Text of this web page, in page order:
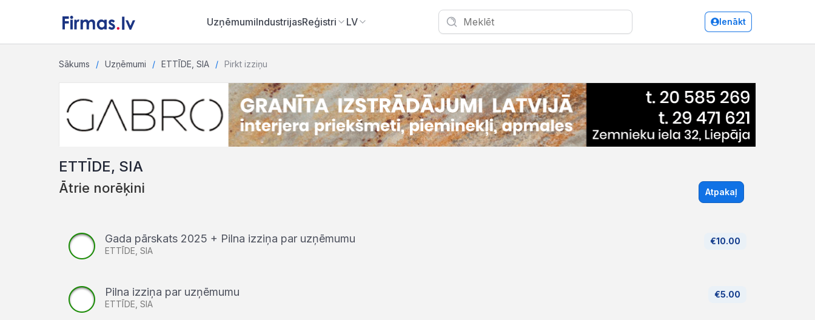
UzņēmumiIndustrijasReģistri LV Ienākt
Sākums Uzņēmumi ETTĪDE, SIA Pirkt izziņu
ETTĪDE, SIA
Ātrie norēķini Atpakaļ
€10.00
Gada pārskats 2025 + Pilna izziņa par uzņēmumu
ETTĪDE, SIA
€5.00
Pilna izziņa par uzņēmumu
ETTĪDE, SIA